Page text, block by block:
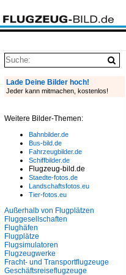
Lade Deine Bilder hoch!
Jeder kann mitmachen, kostenlos!
Weitere Bilder-Themen:
Bahnbilder.de
Bus-bild.de
Fahrzeugbilder.de
Schiffbilder.de
Flugzeug-bild.de
Staedte-fotos.de
Landschaftsfotos.eu
Tier-fotos.eu
Außerhalb von Flugplätzen
Fluggesellschaften
Flughäfen
Flugplätze
Flugsimulatoren
Flugzeugwerke
Fracht- und Transportflugzeuge
Geschäftsreiseflugzeuge